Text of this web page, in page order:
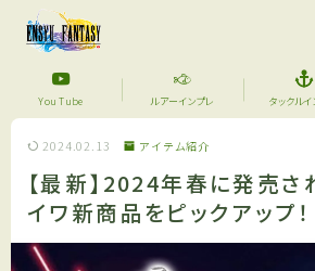
MENU
【超格安】デジタル魚拓始めました！
アルフィッシュを特別な一枚に仕上げ
You Tube ルアーインプレ タックルイ
2024.02.13 アイテム紹介
【最新】2024年春に発売
イワ新商品をピックアップ！